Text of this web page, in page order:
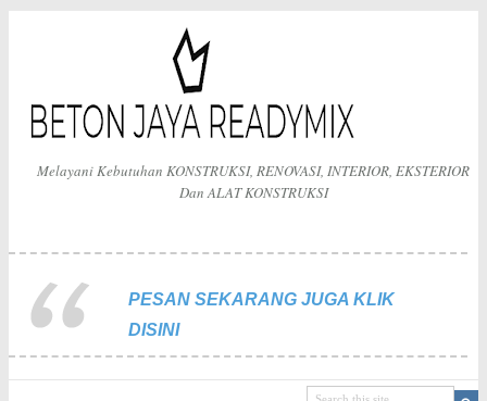
Melayani Kebutuhan KONSTRUKSI, RENOVASI, INTERIOR, EKSTERIOR
Dan ALAT KONSTRUKSI
PESAN SEKARANG JUGA KLIK
DISINI